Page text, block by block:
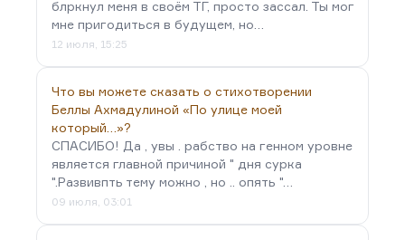
блркнул меня в своём ТГ, просто зассал. Ты мог
мне пригодиться в будущем, но…
12 июля, 15:25
Что вы можете сказать о стихотворении
Беллы Ахмадулиной «По улице моей
который…»?
СПАСИБО! Да , увы . рабство на генном уровне
является главной причиной " дня сурка
".Развивпть тему можно , но .. опять "…
09 июля, 03:01